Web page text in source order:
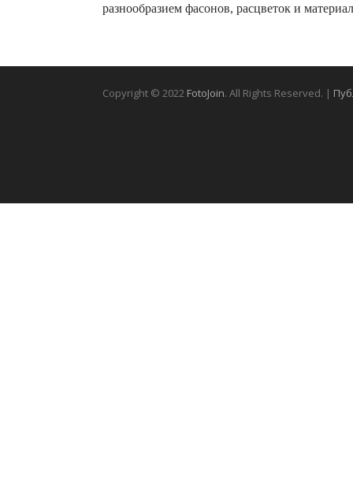
разнообразием фасонов, расцветок и
Copyright © 2022 FotoJoin. All Rights Reserved. |